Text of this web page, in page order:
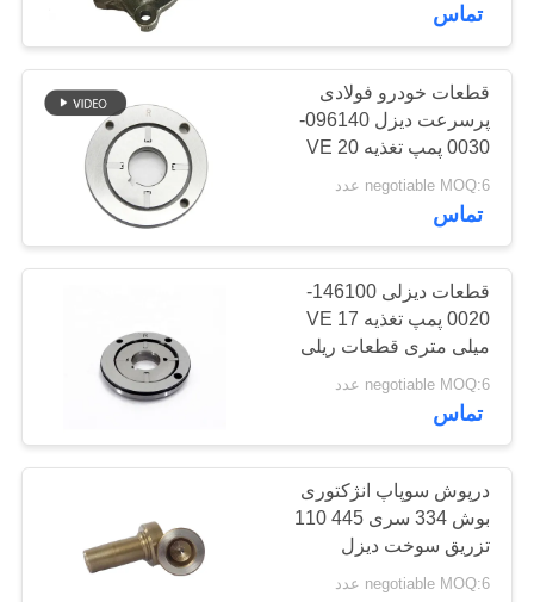
شیر برقی دیزل
16
شیر تحویل پمپ
تزریق
18
تماس
قطعات خودرو فولادی
پرسرعت دیزل 096140-
0030 پمپ تغذیه VE 20
میلی متری
negotiable MOQ:6 عدد
تماس
قطعات دیزلی 146100-
0020 پمپ تغذیه VE 17
میلی متری قطعات ریلی
مشترک
negotiable MOQ:6 عدد
تماس
درپوش سوپاپ انژکتوری
بوش 334 سری 445 110
تزریق سوخت دیزل
negotiable MOQ:6 عدد